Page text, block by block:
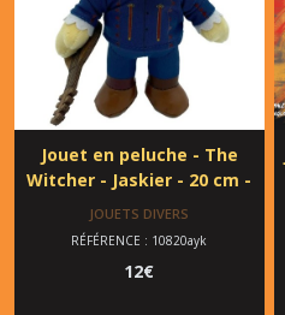
Jouet en peluche - The
Witcher - Jaskier - 20 cm -
Polyester
JOUETS DIVERS
RÉFÉRENCE : 10820ayk
12€